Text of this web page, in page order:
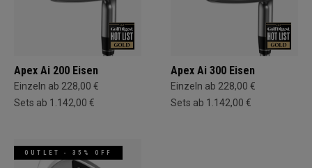
Apex Ai 200 Eisen
Einzeln ab 228,00 €
Sets ab 1.142,00 €
Apex Ai 300 Eisen
Einzeln ab 228,00 €
Sets ab 1.142,00 €
OUTLET - 35% OFF